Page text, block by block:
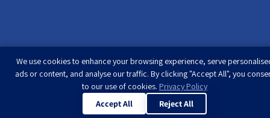
Developed & designed byRimon Studio| The
Jewish People Policy Institute | All rights
reserved
We use cookies to enhance your browsing experience, serve
ads or content, and analyse our traffic. By clicking "Accept All", you
to our use of cookies. Privacy Policy
Accept All
Reject All